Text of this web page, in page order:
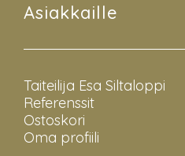
Asiakkaille
Taiteilija Esa Siltaloppi
Referenssit
Ostoskori
Oma profiili